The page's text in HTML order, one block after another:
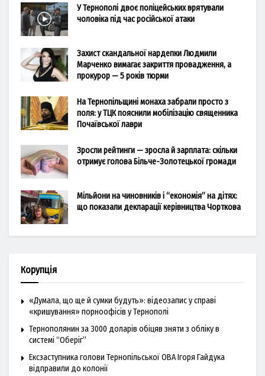
У Тернополі двоє поліцейських врятували
чоловіка під час російської атаки
Захист скандальної нардепки Людмили
Марченко вимагає закриття провадження, а
прокурор — 5 років тюрми
На Тернопільщині монаха забрали просто з
поля: у ТЦК пояснили мобілізацію священника
Почаївської лаври
Зросли рейтинги — зросла й зарплата: скільки
отримує голова Більче-Золотецької громади
Мільйони на чиновників і “економія” на дітях:
що показали декларації керівництва Чорткова
Корупція
«Думала, що ще й сумки будуть»: відеозапис у справі
«кришування» порноофісів у Тернополі
Тернополянин за 3000 доларів обіцяв зняти з обліку в
системі “Оберіг”
Ексзаступника голови Тернопільської ОВА Ігоря Гайдука
відправили до колонії